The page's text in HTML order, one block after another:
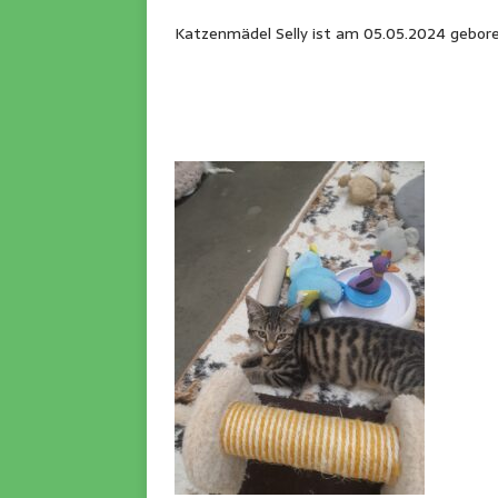
Katzenmädel Selly ist am 05.05.2024